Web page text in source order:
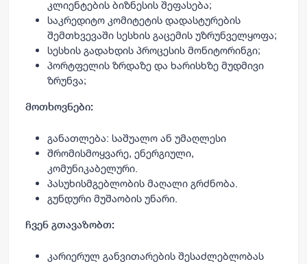
კლიენტების ბიზნესის შეფასება;
საკრედიტო კომიტეტის დადასტურების
შემთხვევაში სესხის გაცემის უზრუნველყოფა;
სესხის გადახდის პროცესის მონიტორინგი;
პორტფელის ზრდაზე და ხარისხზე მუდმივი
ზრუნვა;
მოთხოვნები:
განათლება: საშუალო ან უმაღლესი
შრომისმოყვარე, ენერგიული,
კომუნიკაბელური.
პასუხისმგებლობის მაღალი გრძნობა.
გუნდური მუშაობის უნარი.
ჩვენ გთავაზობთ:
კარიერულ განვითარების შესაძლებლობას